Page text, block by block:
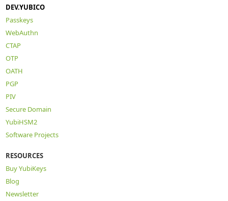
DEV.YUBICO
Passkeys
WebAuthn
CTAP
OTP
OATH
PGP
PIV
Secure Domain
YubiHSM2
Software Projects
RESOURCES
Buy YubiKeys
Blog
Newsletter